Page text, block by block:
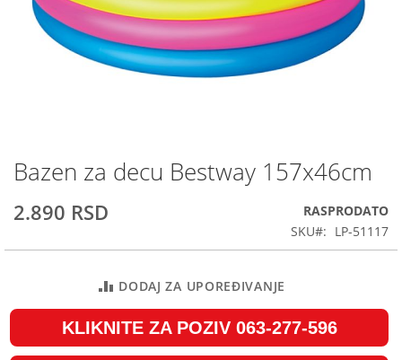
Skip
to
the
beginning
the
Bazen za decu Bestway 157x46cm
2.890 RSD
RASPRODATO
SKU
LP-51117
DODAJ ZA UPOREĐIVANJE
KLIKNITE ZA POZIV 063-277-596